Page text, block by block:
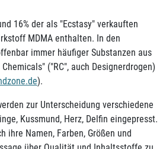
16% der als "Ecstasy" verkauften
MDMA enthalten. In den
immer häufiger Substanzen aus
("RC", auch Designerdrogen)
).
zur Unterscheidung verschiedene
Kussmund, Herz, Delfin eingepresst.
ihre Namen, Farben, Größen und